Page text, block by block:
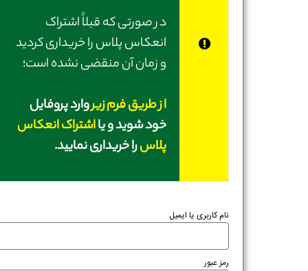
در صورتی‌ که قبلاً اشتراک
انعکاس پلاس را خریداری کردید
و زمان آن منقضی نشده است؛
از طریق فرم زیروارد پروفایل
خود شوید و یااشتراک انعکاس
پلاسرا خریداری نمایید.
نام کاربری یا ایمیل
رمز عبور